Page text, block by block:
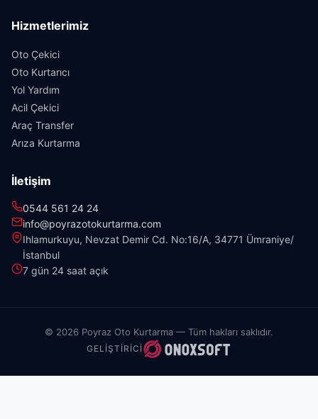
Hizmetlerimiz
Oto Çekici
Oto Kurtarıcı
Yol Yardım
Acil Çekici
Araç Transfer
Arıza Kurtarma
İletişim
0544 561 24 24
info@poyrazotokurtarma.com
Ihlamurkuyu, Nevzat Demir Cd. No:16/A, 34771 Ümraniye/
İstanbul
7 gün 24 saat açık
© 2026 Poyraz Oto Kurtarma — Tüm hakları saklıdır.
GELIŞTIRICI